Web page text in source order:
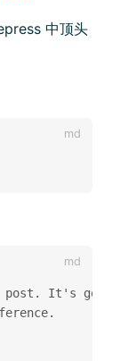
中顶头
post. It's